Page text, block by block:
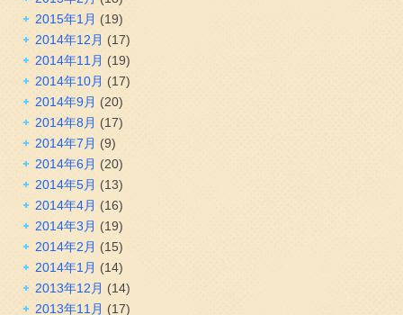
2015年1月 (19)
2014年12月 (17)
2014年11月 (19)
2014年10月 (17)
2014年9月 (20)
2014年8月 (17)
2014年7月 (9)
2014年6月 (20)
2014年5月 (13)
2014年4月 (16)
2014年3月 (19)
2014年2月 (15)
2014年1月 (14)
2013年12月 (14)
2013年11月 (17)